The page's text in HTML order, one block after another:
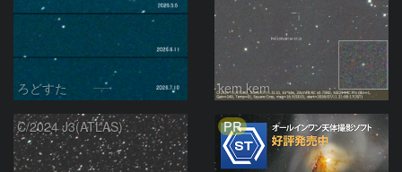
ろどすた kem.kem
C/2024 J3(ATLAS) PR